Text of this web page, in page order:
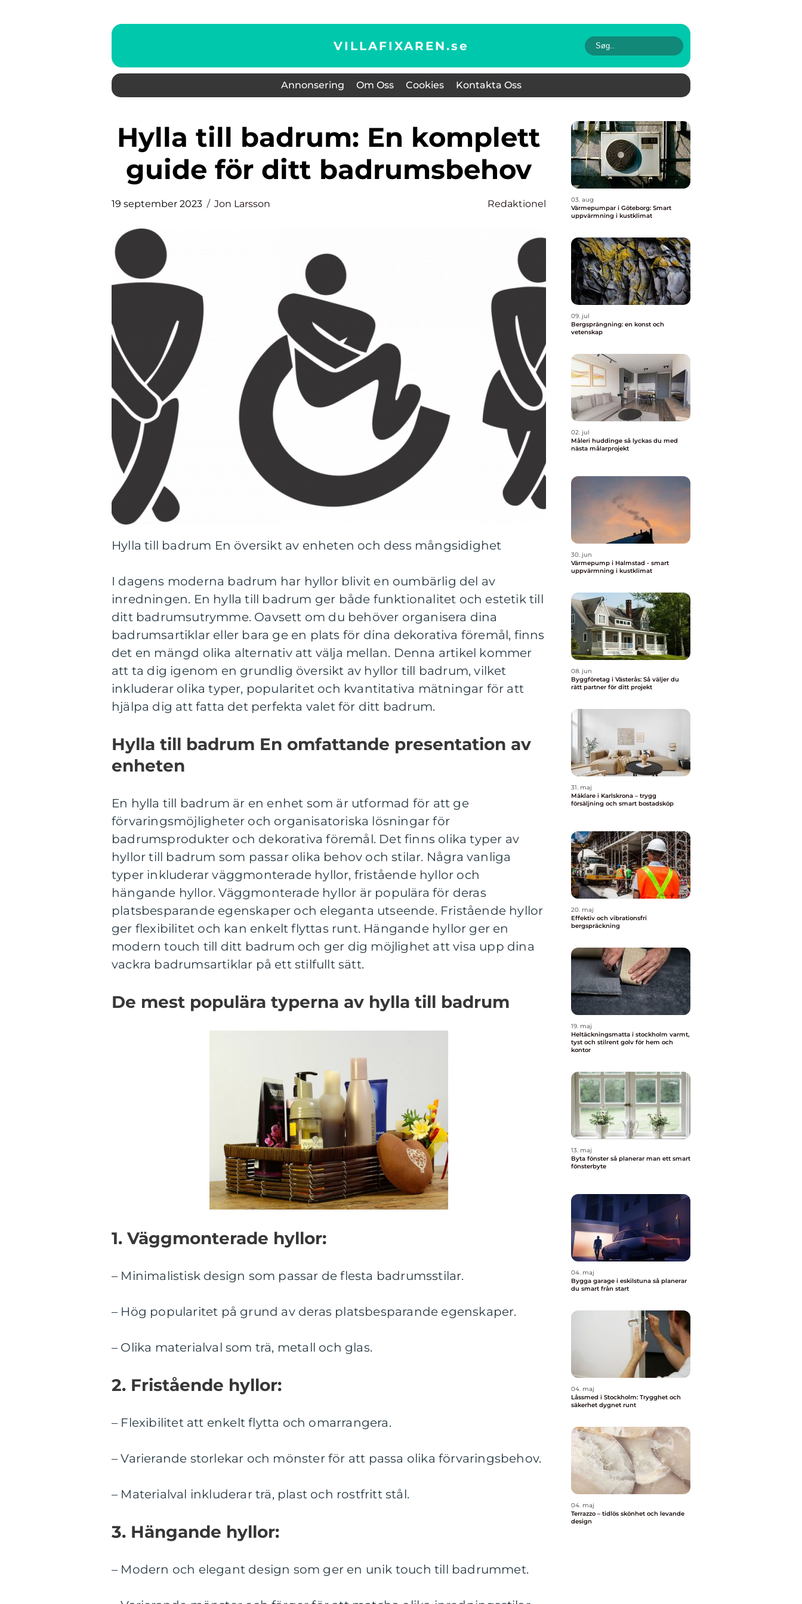
VILLAFIXAREN.se
Annonsering Om Oss Cookies Kontakta Oss
Hylla till badrum: En komplett
guide för ditt badrumsbehov
19 september 2023 Jon Larsson Redaktionel
Hylla till badrum En översikt av enheten och dess mångsidighet
I dagens moderna badrum har hyllor blivit en oumbärlig del av
inredningen. En hylla till badrum ger både funktionalitet och estetik till
ditt badrumsutrymme. Oavsett om du behöver organisera dina
badrumsartiklar eller bara ge en plats för dina dekorativa föremål, finns
det en mängd olika alternativ att välja mellan. Denna artikel kommer
att ta dig igenom en grundlig översikt av hyllor till badrum, vilket
inkluderar olika typer, popularitet och kvantitativa mätningar för att
hjälpa dig att fatta det perfekta valet för ditt badrum.
Hylla till badrum En omfattande presentation av
enheten
En hylla till badrum är en enhet som är utformad för att ge
förvaringsmöjligheter och organisatoriska lösningar för
badrumsprodukter och dekorativa föremål. Det finns olika typer av
hyllor till badrum som passar olika behov och stilar. Några vanliga
typer inkluderar väggmonterade hyllor, fristående hyllor och
hängande hyllor. Väggmonterade hyllor är populära för deras
platsbesparande egenskaper och eleganta utseende. Fristående hyllor
ger flexibilitet och kan enkelt flyttas runt. Hängande hyllor ger en
modern touch till ditt badrum och ger dig möjlighet att visa upp dina
vackra badrumsartiklar på ett stilfullt sätt.
De mest populära typerna av hylla till badrum
1. Väggmonterade hyllor:
– Minimalistisk design som passar de flesta badrumsstilar.
– Hög popularitet på grund av deras platsbesparande egenskaper.
– Olika materialval som trä, metall och glas.
2. Fristående hyllor:
– Flexibilitet att enkelt flytta och omarrangera.
– Varierande storlekar och mönster för att passa olika förvaringsbehov.
– Materialval inkluderar trä, plast och rostfritt stål.
3. Hängande hyllor:
– Modern och elegant design som ger en unik touch till badrummet.
03. aug
Värmepumpar i Göteborg: Smart
uppvärmning i kustklimat
09. jul
Bergsprängning: en konst och
vetenskap
02. jul
Måleri huddinge så lyckas du med
nästa målarprojekt
30. jun
Värmepump i Halmstad - smart
uppvärmning i kustklimat
08. jun
Byggföretag i Västerås: Så väljer du
rätt partner för ditt projekt
31. maj
Mäklare i Karlskrona – trygg
försäljning och smart bostadsköp
20. maj
Effektiv och vibrationsfri
bergspräckning
19. maj
Heltäckningsmatta i stockholm varmt,
tyst och stilrent golv för hem och
kontor
13. maj
Byta fönster så planerar man ett smart
fönsterbyte
04. maj
Bygga garage i eskilstuna så planerar
du smart från start
04. maj
Låssmed i Stockholm: Trygghet och
säkerhet dygnet runt
04. maj
Terrazzo – tidlös skönhet och levande
design